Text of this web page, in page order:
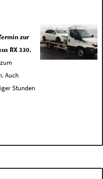
zur
RX 330.
Auch
Stunden